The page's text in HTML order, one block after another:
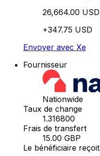
26,664.00 USD
+347.75 USD
Envoyer avec Xe
Fournisseur
Nationwide
Taux de change
1.316800
Frais de transfert
15.00 GBP
Le bénéficiaire reçoit